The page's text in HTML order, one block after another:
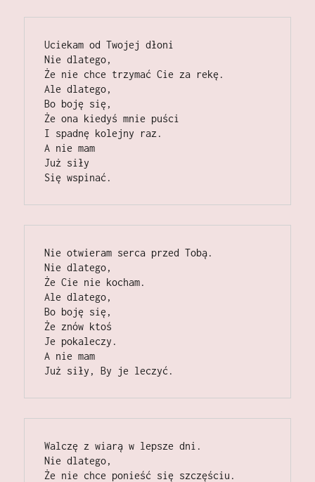
Uciekam od Twojej dłoni
Nie dlatego,
Że nie chce trzymać Cie za rekę.
Ale dlatego,
Bo boję się,
Że ona kiedyś mnie puści
I spadnę kolejny raz.
A nie mam
Już siły
Się wspinać.
Nie otwieram serca przed Tobą.
Nie dlatego,
Że Cie nie kocham.
Ale dlatego,
Bo boję się,
Że znów ktoś
Je pokaleczy.
A nie mam
Już siły, By je leczyć.
Walczę z wiarą w lepsze dni.
Nie dlatego,
Że nie chce ponieść się szczęściu.